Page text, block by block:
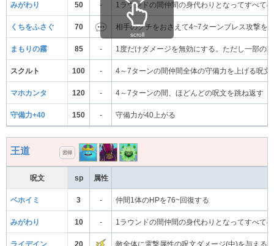
みがわり 50 - 1ラウンドの間仲間の身代わりとなってすべて
くちをふさぐ 70 相手のクチをおさえて4~7ターンブレス攻撃を
まもりの霧 85 - 1度だけダメージを無効にする。ただし一部の
スクルト 100 - 4～7ターンの間仲間全体の守備力を上げる呪文
マホカンタ 120 - 4～7ターンの間、ほどんどの呪文を跳ね返す
守備力+40 150 - 守備力が40上がる
scroll
王道 習得
呪文 sp 属性
ベホイミ 3 - 仲間1体のHPを76~回復する
みがわり 10 - 1ラウンドの間仲間の身代わりとなってすべて
ライデイン 20 敵全体に電撃属性の呪文ダメージ(中)を与える